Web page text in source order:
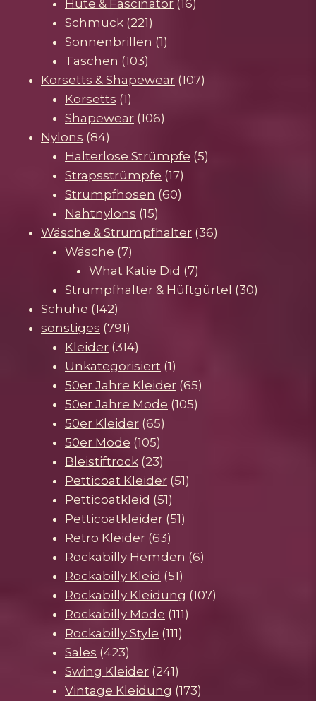
Produkte
Hüte & Fascinator 1616
Schmuck 221221
Produkte
Sonnenbrillen 11
Taschen 103103
Produkte
Korsetts & Shapewear 107107
Korsetts 11
Produkt
Shapewear 106106
Nylons 8484
Produkte
Halterlose Strümpfe 55
Strapsstrümpfe 1717
Produkte
Strumpfhosen 6060
Nahtnylons 1515
Produkte
Wäsche & Strumpfhalter 3636
Wäsche 77
Produkte
What Katie Did 77
Produkte
Strumpfhalter & Hüftgürtel 3030
Schuhe 142142
Produkte
sonstiges 791791
Produkte
Kleider 314314
Produkte
Unkategorisiert 11
Produkt
50er Jahre Kleider 6565
50er Jahre Mode 105105
50er Kleider 6565
50er Mode 105105
Produkte
Bleistiftrock 2323
Produkte
Petticoat Kleider 5151
Petticoatkleid 5151
Produkte
Petticoatkleider 5151
Retro Kleider 6363
Produkte
Rockabilly Hemden 66
Rockabilly Kleid 5151
Produkte
Rockabilly Kleidung 107107
Rockabilly Mode 111111
Rockabilly Style 111111
Sales 423423
Produkte
Swing Kleider 241241
Produkte
Vintage Kleidung 173173